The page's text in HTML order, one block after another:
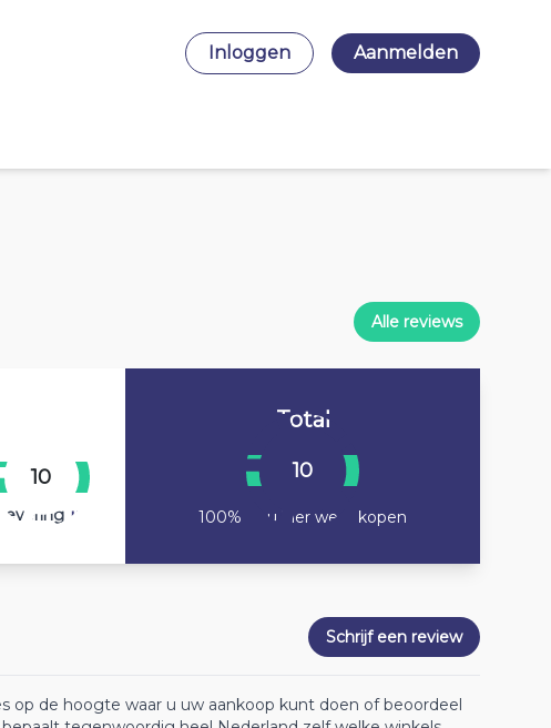
Inloggen Aanmelden
Alle reviews
10
Levering 10
Total
10
100% Zou hier weer kopen
Schrijf een review
op de hoogte waar u uw aankoop kunt doen of beoordeel